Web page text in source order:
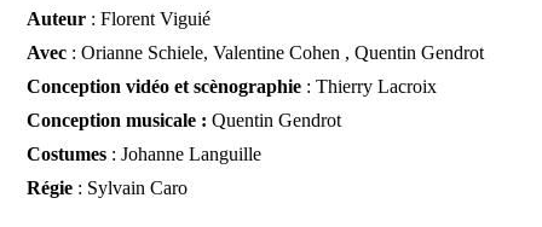
Auteur : Florent Viguié
Avec : Orianne Schiele, Valentine Cohen , Quentin Gendrot
Conception vidéo et scènographie : Thierry Lacroix
Conception musicale : Quentin Gendrot
Costumes : Johanne Languille
Régie : Sylvain Caro